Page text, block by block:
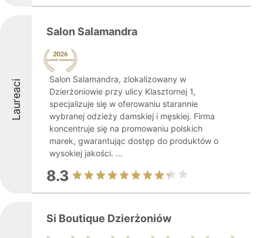
Laureaci
Salon Salamandra
Salon Salamandra, zlokalizowany w
Dzierżoniowie przy ulicy Klasztornej 1,
specjalizuje się w oferowaniu starannie
wybranej odzieży damskiej i męskiej. Firma
koncentruje się na promowaniu polskich
marek, gwarantując dostęp do produktów o
wysokiej jakości. ...
8.3
Si Boutique Dzierżoniów